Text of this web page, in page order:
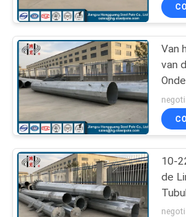
FABRIEKSREIS
CONTACTEER
ONS
NIEUWS
Polen
Van
van
10-
de